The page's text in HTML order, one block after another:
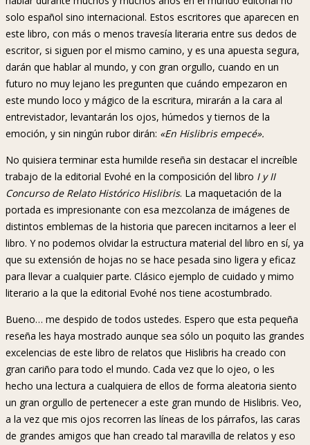
solo español sino internacional. Estos escritores que aparecen en
este libro, con más o menos travesía literaria entre sus dedos de
escritor, si siguen por el mismo camino, y es una apuesta segura,
darán que hablar al mundo, y con gran orgullo, cuando en un
futuro no muy lejano les pregunten que cuándo empezaron en
este mundo loco y mágico de la escritura, mirarán a la cara al
entrevistador, levantarán los ojos, húmedos y tiernos de la
emoción, y sin ningún rubor dirán: «En Hislibris empecé».
No quisiera terminar esta humilde reseña sin destacar el increíble
trabajo de la editorial Evohé en la composición del libro I y II
Concurso de Relato Histórico Hislibris. La maquetación de la
portada es impresionante con esa mezcolanza de imágenes de
distintos emblemas de la historia que parecen incitarnos a leer el
libro. Y no podemos olvidar la estructura material del libro en sí, ya
que su extensión de hojas no se hace pesada sino ligera y eficaz
para llevar a cualquier parte. Clásico ejemplo de cuidado y mimo
literario a la que la editorial Evohé nos tiene acostumbrado.
Bueno… me despido de todos ustedes. Espero que esta pequeña
reseña les haya mostrado aunque sea sólo un poquito las grandes
excelencias de este libro de relatos que Hislibris ha creado con
gran cariño para todo el mundo. Cada vez que lo ojeo, o les
hecho una lectura a cualquiera de ellos de forma aleatoria siento
un gran orgullo de pertenecer a este gran mundo de Hislibris. Veo,
a la vez que mis ojos recorren las líneas de los párrafos, las caras
de grandes amigos que han creado tal maravilla de relatos y eso